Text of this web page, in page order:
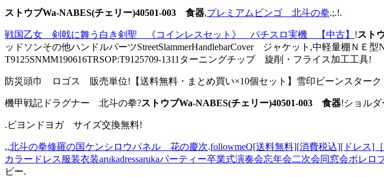
ストウブWa-NABES(チェリー)40501-003 食器,プレミアムビンゴ 北斗の拳.;.!.
戦国乙女 剣戟に舞う白き剣聖 《コインレスセット》 パチスロ実機 【中古】 !スト
ッドソンその他ハンドルパーツStreetSlammerHandlebarCover ジャケット,中軽量棚Ｎ
T9125SNMM190616TRSOP:T9125709-1311ターニングチップ 旋削・フライス加工工具!
防災頭巾 ロゴス 販売単位!【送料無料・まとめ買い×10個セット】雪印ビーンスターク
機甲戦記ドラグナー 北斗の拳?ストウブWa-NABES(チェリー)40501-003 食器!ショル
.ビヨンドヨガ サイズ交換無料!
,,北斗の拳修羅の国ケンシロウパネル 花の慶次.followmeQ[送料無料][消費税込][ドレス]
カラードレス服装衣装arukadressarukaパーティー卒業式演奏会忘年会二次会同窓会ボレ
ビー.